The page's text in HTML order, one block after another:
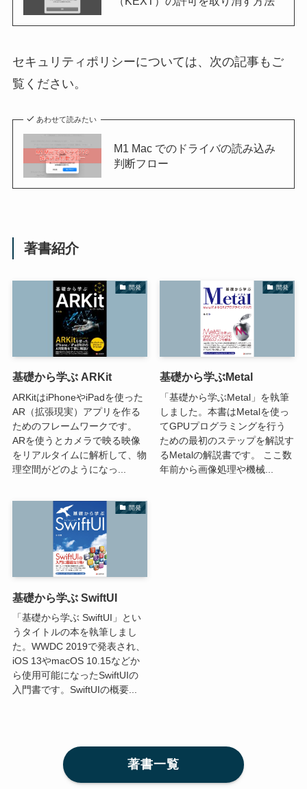
セキュリティポリシーについては、次の記事もご
覧ください。
あわせて読みたい
M1 Mac でのドライバの読み込み
判断フロー
著書紹介
開発
基礎から学ぶ ARKit
ARKitはiPhoneやiPadを使った
AR（拡張現実）アプリを作る
ためのフレームワークです。
ARを使うとカメラで映る映像
をリアルタイムに解析して、物
理空間がどのようになっ...
開発
基礎から学ぶMetal
「基礎から学ぶMetal」を執筆
しました。本書はMetalを使っ
てGPUプログラミングを行う
ための最初のステップを解説す
るMetalの解説書です。 ここ数
年前から画像処理や機械...
開発
基礎から学ぶ SwiftUI
「基礎から学ぶ SwiftUI」とい
うタイトルの本を執筆しまし
た。WWDC 2019で発表され、
iOS 13やmacOS 10.15などか
ら使用可能になったSwiftUIの
入門書です。SwiftUIの概要...
著書一覧